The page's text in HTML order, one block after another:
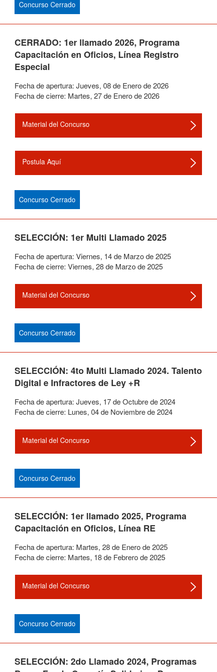
Concurso Cerrado
CERRADO: 1er llamado 2026, Programa
Capacitación en Oficios, Línea Registro
Especial
Fecha de apertura: Jueves, 08de Enerode2026
Fecha de cierre: Martes, 27de Enerode2026
Material del Concurso
Postula Aquí
Concurso Cerrado
SELECCIÓN: 1er Multi Llamado 2025
Fecha de apertura: Viernes, 14de Marzode2025
Fecha de cierre: Viernes, 28de Marzode2025
Material del Concurso
Concurso Cerrado
SELECCIÓN: 4to Multi Llamado 2024. Talento
Digital e Infractores de Ley +R
Fecha de apertura: Jueves, 17deOctubrede2024
Fecha de cierre: Lunes, 04de Noviembrede2024
Material del Concurso
Concurso Cerrado
SELECCIÓN: 1er llamado 2025, Programa
Capacitación en Oficios, Línea RE
Fecha de apertura: Martes, 28de Enerode2025
Fecha de cierre: Martes, 18de Febrerode2025
Material del Concurso
Concurso Cerrado
SELECCIÓN: 2do Llamado 2024, Programas